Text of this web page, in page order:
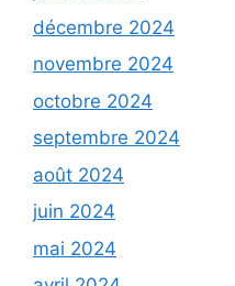
décembre 2024
novembre 2024
octobre 2024
septembre 2024
août 2024
juin 2024
mai 2024